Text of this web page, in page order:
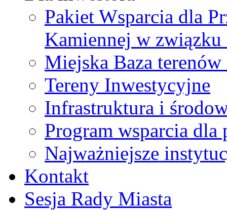
Pakiet Wsparcia dla
Kamiennej w
Miejska Baza
Tereny Inwestycyjne
Infrastruktura i
Program wsparcia
Najważniejsze
Kontakt
Sesja Rady Miasta